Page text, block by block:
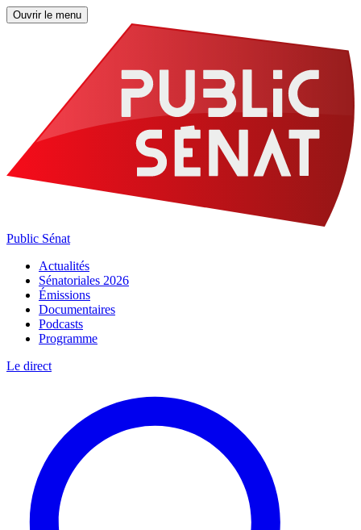
Ouvrir le menu
Public Sénat
Actualités
Sénatoriales 2026
Émissions
Documentaires
Podcasts
Programme
Le direct